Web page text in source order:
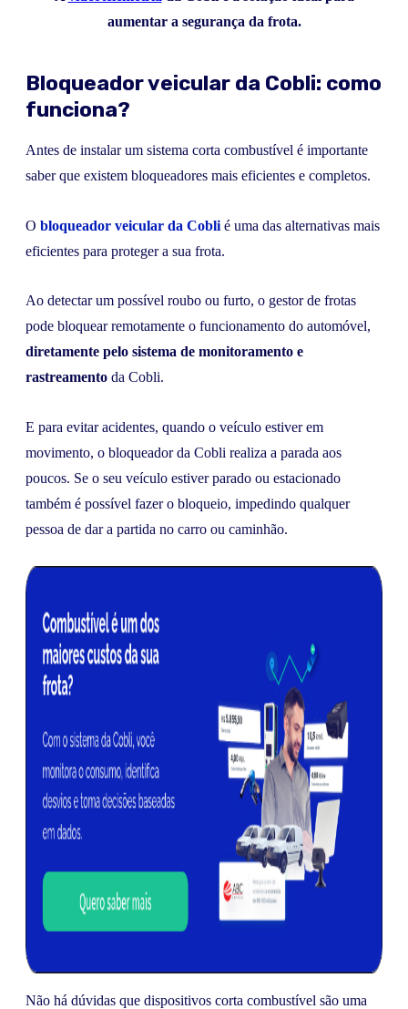
aumentar a segurança da frota.
Bloqueador veicular da Cobli: como
funciona?
Antes de instalar um sistema corta combustível é importante
saber que existem bloqueadores mais eficientes e completos.
O bloqueador veicular da Cobli é uma das alternativas mais
eficientes para proteger a sua frota.
Ao detectar um possível roubo ou furto, o gestor de frotas
pode bloquear remotamente o funcionamento do automóvel,
diretamente pelo sistema de monitoramento e
rastreamento da Cobli.
E para evitar acidentes, quando o veículo estiver em
movimento, o bloqueador da Cobli realiza a parada aos
poucos. Se o seu veículo estiver parado ou estacionado
também é possível fazer o bloqueio, impedindo qualquer
pessoa de dar a partida no carro ou caminhão.
Não há dúvidas que dispositivos corta combustível são uma